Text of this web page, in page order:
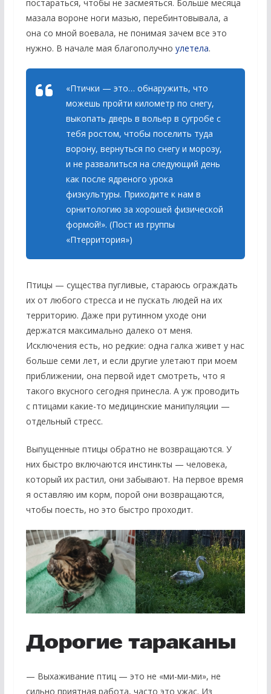
постараться, чтобы не засмеяться. Больше месяца
мазала вороне ноги мазью, перебинтовывала, а
она со мной воевала, не понимая зачем все это
нужно. В начале мая благополучно улетела.
«Птички — это… обнаружить, что
можешь пройти километр по снегу,
выкопать дверь в вольер в сугробе с
тебя ростом, чтобы поселить туда
ворону, вернуться по снегу и морозу,
и не развалиться на следующий день
как после ядреного урока
физкультуры. Приходите к нам в
орнитологию за хорошей физической
формой!». (Пост из группы
«Птерритория»)
Птицы — существа пугливые, стараюсь ограждать
их от любого стресса и не пускать людей на их
территорию. Даже при рутинном уходе они
держатся максимально далеко от меня.
Исключения есть, но редкие: одна галка живет у нас
больше семи лет, и если другие улетают при моем
приближении, она первой идет смотреть, что я
такого вкусного сегодня принесла. А уж проводить
с птицами какие-то медицинские манипуляции —
отдельный стресс.
Выпущенные птицы обратно не возвращаются. У
них быстро включаются инстинкты — человека,
который их растил, они забывают. На первое время
я оставляю им корм, порой они возвращаются,
чтобы поесть, но это быстро проходит.
Дорогие тараканы
— Выхаживание птиц — это не «ми-ми-ми», не
сильно приятная работа, часто это ужас. Из